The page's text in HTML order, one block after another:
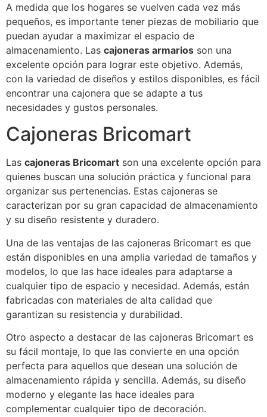
A medida que los hogares se vuelven cada vez más
pequeños, es importante tener piezas de mobiliario que
puedan ayudar a maximizar el espacio de
almacenamiento. Las cajoneras armarios son una
excelente opción para lograr este objetivo. Además,
con la variedad de diseños y estilos disponibles, es fácil
encontrar una cajonera que se adapte a tus
necesidades y gustos personales.
Cajoneras Bricomart
Las cajoneras Bricomart son una excelente opción para
quienes buscan una solución práctica y funcional para
organizar sus pertenencias. Estas cajoneras se
caracterizan por su gran capacidad de almacenamiento
y su diseño resistente y duradero.
Una de las ventajas de las cajoneras Bricomart es que
están disponibles en una amplia variedad de tamaños y
modelos, lo que las hace ideales para adaptarse a
cualquier tipo de espacio y necesidad. Además, están
fabricadas con materiales de alta calidad que
garantizan su resistencia y durabilidad.
Otro aspecto a destacar de las cajoneras Bricomart es
su fácil montaje, lo que las convierte en una opción
perfecta para aquellos que desean una solución de
almacenamiento rápida y sencilla. Además, su diseño
moderno y elegante las hace ideales para
complementar cualquier tipo de decoración.